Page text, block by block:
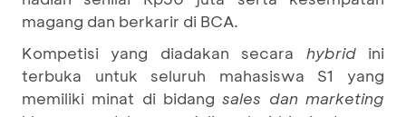
magang dan berkarir di BCA.
Kompetisi yang diadakan secara hybridini
terbuka untuk seluruh mahasiswa S1 yang
memiliki minat di bidangsales dan marketing